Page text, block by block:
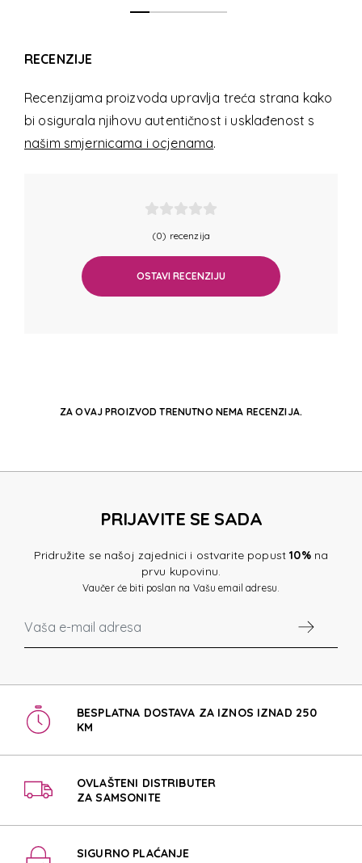
RECENZIJE
Recenzijama proizvoda upravlja treća strana kako
bi osigurala njihovu autentičnost i usklađenost s
našim smjernicama i ocjenama.
(0) recenzija
OSTAVI RECENZIJU
ZA OVAJ PROIZVOD TRENUTNO NEMA RECENZIJA.
PRIJAVITE SE SADA
Pridružite se našoj zajednici i ostvarite popust10%na
prvu kupovinu.
Vaučer će biti poslan na Vašu email adresu.
BESPLATNA DOSTAVA ZA IZNOS IZNAD 250
KM
OVLAŠTENI DISTRIBUTER
ZA SAMSONITE
SIGURNO PLAĆANJE